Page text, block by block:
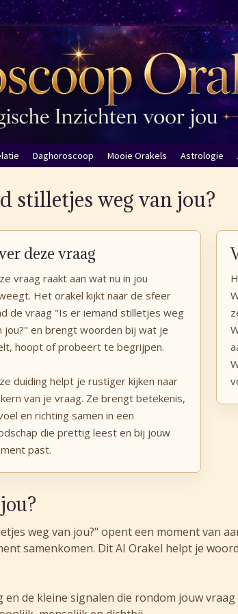
Daghoroscoop Mooie Orakels Astrologie
stilletjes weg van jou?
deze vraag
vraag raakt aan wat nu in jou
Het orakel kijkt naar de sfeer
de vraag "Is er iemand stilletjes weg
jou?" en brengt woorden bij wat je
hoopt of probeert te begrijpen.
duiding helpt je rustiger kijken naar
van je vraag. Ze brengt betekenis,
en richting samen in een
die prettig leest en bij jouw
past.
weg van jou?" opent een moment van
samenkomen. Dit AI Orakel helpt je
de kleine signalen die rondom jouw